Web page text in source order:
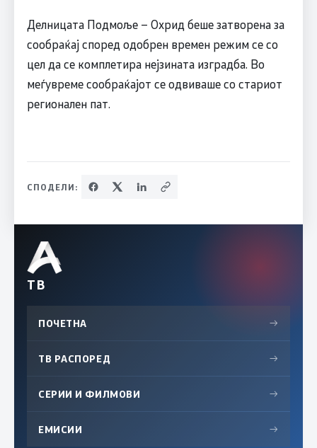
Делницата Подмоље – Охрид беше затворена за
сообраќај според одобрен времен режим се со
цел да се комплетира нејзината изградба. Во
меѓувреме сообраќајот се одвиваше со стариот
регионален пат.
СПОДЕЛИ:
ТВ
ПОЧЕТНА →
ТВ РАСПОРЕД →
СЕРИИ И ФИЛМОВИ →
ЕМИСИИ →